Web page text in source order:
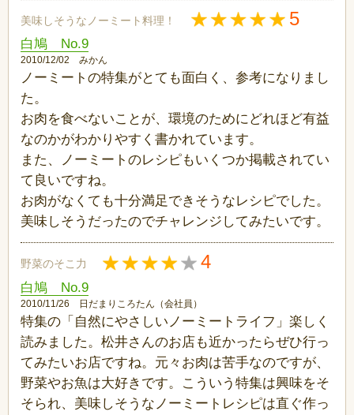
美味しそうなノーミート料理！ 5
白鳩 No.9
2010/12/02 みかん
ノーミートの特集がとても面白く、参考になりまし
た。
お肉を食べないことが、環境のためにどれほど有益
なのかがわかりやすく書かれています。
また、ノーミートのレシピもいくつか掲載されてい
て良いですね。
お肉がなくても十分満足できそうなレシピでした。
美味しそうだったのでチャレンジしてみたいです。
野菜のそこ力 4
白鳩 No.9
2010/11/26 日だまりころたん（会社員）
特集の「自然にやさしいノーミートライフ」楽しく
読みました。松井さんのお店も近かったらぜひ行っ
てみたいお店ですね。元々お肉は苦手なのですが、
野菜やお魚は大好きです。こういう特集は興味をそ
そられ、美味しそうなノーミートレシピは直ぐ作っ